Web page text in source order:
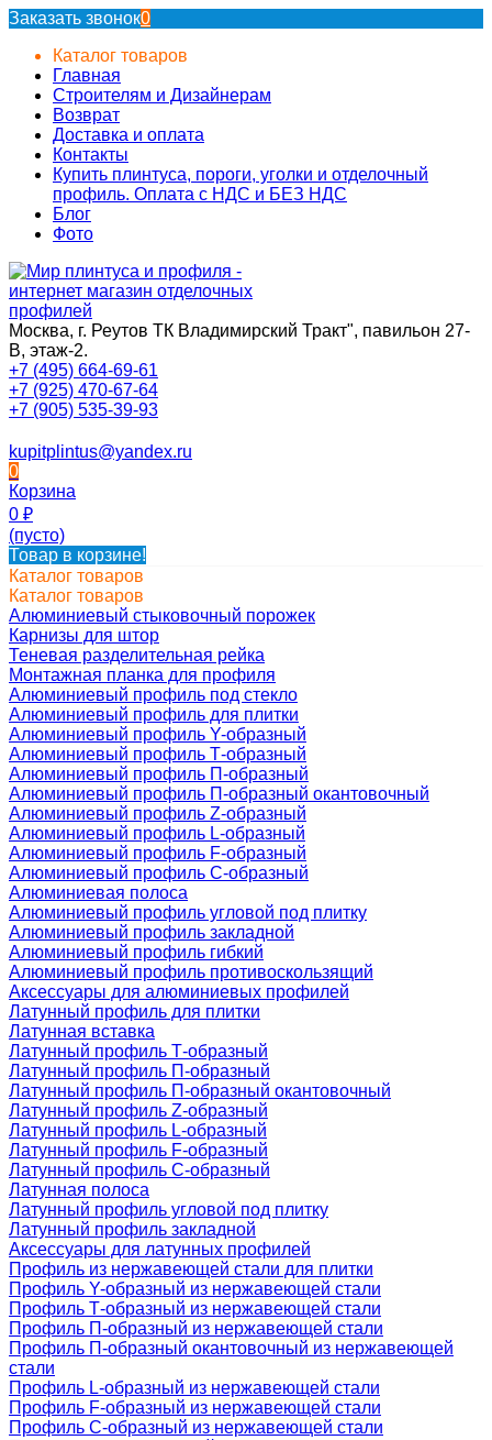
Заказать звонок0
Каталог товаров
Главная
Строителям и Дизайнерам
Возврат
Доставка и оплата
Контакты
Купить плинтуса, пороги, уголки и отделочный
профиль. Оплата с НДС и БЕЗ НДС
Блог
Фото
Москва, г. Реутов ТК Владимирский Тракт", павильон 27-
В, этаж-2.
+7 (495) 664-69-61
+7 (925) 470-67-64
+7 (905) 535-39-93
kupitplintus@yandex.ru
0
Корзина
0 ₽
(пусто)
Товар в корзине!
Каталог товаров
Каталог товаров
Алюминиевый стыковочный порожек
Карнизы для штор
Теневая разделительная рейка
Монтажная планка для профиля
Алюминиевый профиль под стекло
Алюминиевый профиль для плитки
Алюминиевый профиль Y-образный
Алюминиевый профиль Т-образный
Алюминиевый профиль П-образный
Алюминиевый профиль П-образный окантовочный
Алюминиевый профиль Z-образный
Алюминиевый профиль L-образный
Алюминиевый профиль F-образный
Алюминиевый профиль C-образный
Алюминиевая полоса
Алюминиевый профиль угловой под плитку
Алюминиевый профиль закладной
Алюминиевый профиль гибкий
Алюминиевый профиль противоскользящий
Аксессуары для алюминиевых профилей
Латунный профиль для плитки
Латунная вставка
Латунный профиль Т-образный
Латунный профиль П-образный
Латунный профиль П-образный окантовочный
Латунный профиль Z-образный
Латунный профиль L-образный
Латунный профиль F-образный
Латунный профиль C-образный
Латунная полоса
Латунный профиль угловой под плитку
Латунный профиль закладной
Аксессуары для латунных профилей
Профиль из нержавеющей стали для плитки
Профиль Y-образный из нержавеющей стали
Профиль Т-образный из нержавеющей стали
Профиль П-образный из нержавеющей стали
Профиль П-образный окантовочный из нержавеющей
стали
Профиль L-образный из нержавеющей стали
Профиль F-образный из нержавеющей стали
Профиль C-образный из нержавеющей стали